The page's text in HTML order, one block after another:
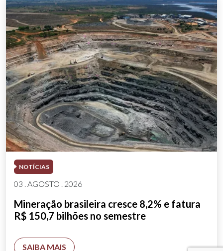
NOTÍCIAS
03 . AGOSTO . 2026
Mineração brasileira cresce 8,2% e fatura
R$ 150,7 bilhões no semestre
SAIBA MAIS